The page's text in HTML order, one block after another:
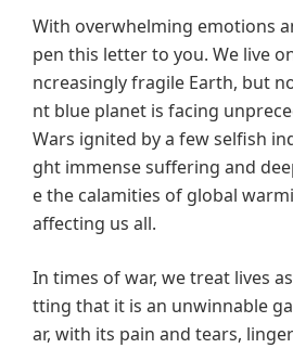
With overwhelming emotions
pen this letter to you. We live
ncreasingly fragile Earth, but
nt blue planet is facing
Wars ignited by a few selfish
ght immense suffering and
e the calamities of global
affecting us all.
In times of war, we treat lives
tting that it is an unwinnable
ar, with its pain and tears,